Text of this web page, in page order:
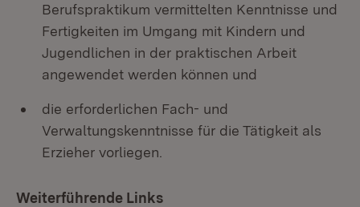
Berufspraktikum vermittelten Kenntnisse und
Fertigkeiten im Umgang mit Kindern und
Jugendlichen in der praktischen Arbeit
angewendet werden können und
die erforderlichen Fach- und
Verwaltungskenntnisse für die Tätigkeit als
Erzieher vorliegen.
Weiterführende Links